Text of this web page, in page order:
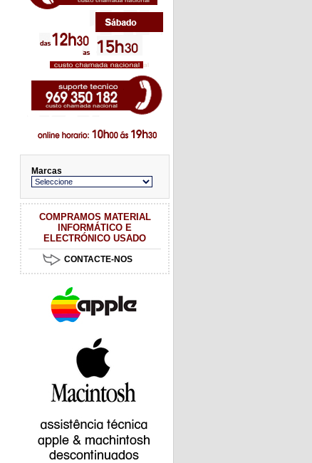
Marcas
COMPRAMOS MATERIAL
INFORMÁTICO E
ELECTRÓNICO USADO
CONTACTE-NOS